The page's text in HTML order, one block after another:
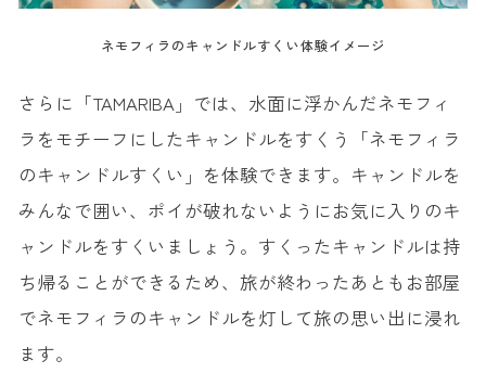
ネモフィラのキャンドルすくい体験イメージ
さらに「TAMARIBA」では、水面に浮かんだネモフィ
ラをモチーフにしたキャンドルをすくう「ネモフィラ
のキャンドルすくい」を体験できます。キャンドルを
みんなで囲い、ポイが破れないようにお気に入りのキ
ャンドルをすくいましょう。すくったキャンドルは持
ち帰ることができるため、旅が終わったあともお部屋
でネモフィラのキャンドルを灯して旅の思い出に浸れ
ます。